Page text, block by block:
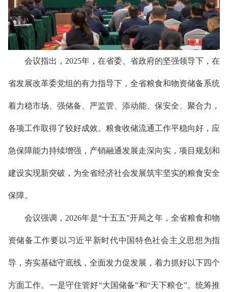
会议指出，2025年，在省委 、省政府的坚强领导下，在
省发展改革委党组的有力指导下，全省粮食和物资储备系统
着力稳市场、强储备、严监管、添动能、保安全、聚合力，
各项工作取得了较好成效。粮食收储流通工作平稳向好 ， 应
急保障能力持续增强 ， 产销融通发展走深向实，项目规划和
建设实现新突破 ， 为全省经济社会发展筑牢坚实的粮食安全
保障。
会议强调 ，2026年是“十五五”开局之年，全省粮食和物
资储备工作要以习近平新时代中国特色社会主义思想为指
导，夯实基础守底线，全面发力促发展，着力抓好以下四个
方面工作。 一是守住管好“大国储备”和“天下粮仓”。 统筹推